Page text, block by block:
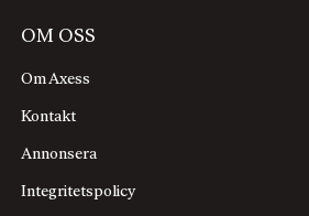
OM OSS
Om Axess
Kontakt
Annonsera
Integritetspolicy